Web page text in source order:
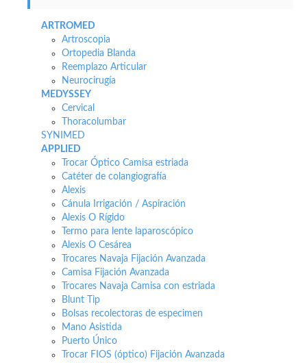
ARTROMED
Artroscopia
Ortopedia Blanda
Reemplazo Articular
Neurocirugía
MEDYSSEY
Cervical
Thoracolumbar
SYNIMED
APPLIED
Trocar Óptico Camisa estriada
Catéter de colangiografía
Alexis
Cánula Irrigación / Aspiración
Alexis O Rígido
Termo para lente laparoscópico
Alexis O Cesárea
Trocares Navaja Fijación Avanzada
Camisa Fijación Avanzada
Trocares Navaja Camisa con estriada
Blunt Tip
Bolsas recolectoras de especimen
Mano Asistida
Puerto Único
Trocar FIOS (óptico) Fijación Avanzada